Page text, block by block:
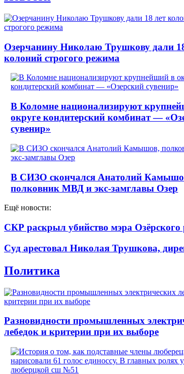
Озерчанину Николаю Трушкову дали
колоний строгого режима
В Коломне национализируют
округе кондитерский комбинат —
сувенир»
В СИЗО скончался Анатолий
полковник МВД и экс-замглавы Озер
Ещё новости:
СКР раскрыл убийство мэра
Суд арестовал Николая Трушкова,
Политика
Разновидности промышленных
лебедок и критерии при их выборе